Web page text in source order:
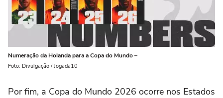
Numeração da Holanda para a Copa do Mundo –
Foto: Divulgação / Jogada10
Por fim, a Copa do Mundo 2026 ocorre nos Estados